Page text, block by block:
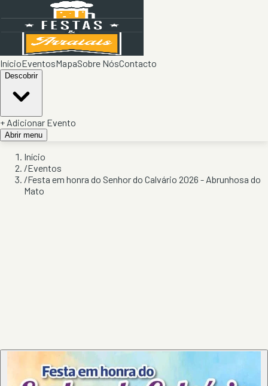
InícioEventosMapaSobre NósContacto
Descobrir
+ Adicionar Evento
Abrir menu
Início
/Eventos
/Festa em honra do Senhor do Calvário 2026 - Abrunhosa do
Mato